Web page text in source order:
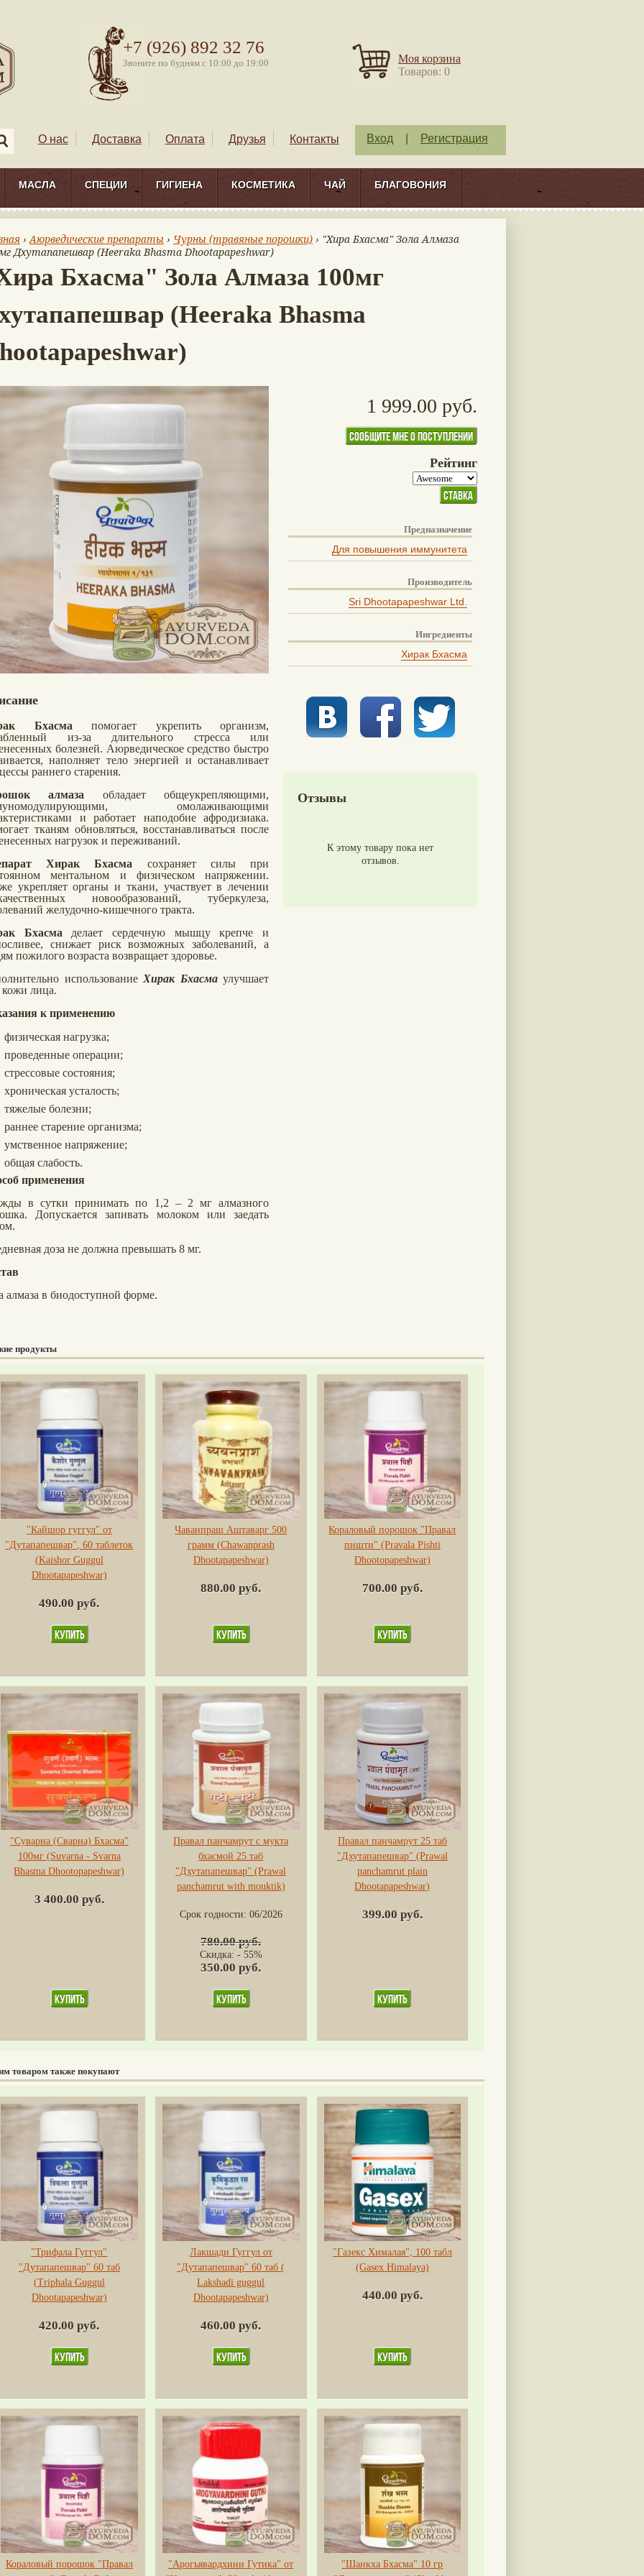
+7 (926) 892 32 76
Звоните по будням с 10:00 до 19:00
Моя корзина
Товаров: 0
О нас Доставка Оплата Друзья Контакты Вход Регистрация
МАСЛА СПЕЦИИ ГИГИЕНА КОСМЕТИКА ЧАЙ БЛАГОВОНИЯ
›Аюрведические препараты › Чурны (травяные порошки) › "Хира Бхасма" Зола Алмаза
Дхутапапешвар (Heeraka Bhasma Dhootapapeshwar)
Бхасма" Зола Алмаза 100мг
(Heeraka Bhasma
Бхасма помогает укрепить организм,
из-за длительного стресса или
болезней. Аюрведическое средство быстро
наполняет тело энергией и останавливает
раннего старения.
алмаза обладает общеукрепляющими,
омолаживающими
и работает наподобие афродизиака.
тканям обновляться, восстанавливаться после
нагрузок и переживаний.
Хирак Бхасма сохраняет силы при
ментальном и физическом напряжении.
укрепляет органы и ткани, участвует в лечении
новообразований, туберкулеза,
желудочно-кишечного тракта.
Бхасма делает сердечную мышцу крепче и
снижает риск возможных заболеваний, а
пожилого возраста возвращает здоровье.
использование Хирак Бхасмаулучшает
лица.
к применению
физическая нагрузка;
проведенные операции;
стрессовые состояния;
хроническая усталость;
тяжелые болезни;
раннее старение организма;
умственное напряжение;
общая слабость.
применения
в сутки принимать по 1,2 – 2 мг алмазного
Допускается запивать молоком или заедать
доза не должна превышать 8 мг.
алмаза в биодоступной форме.
1 999.00 руб.
Рейтинг
Предназначение
Для повышения иммунитета
Производитель
Sri Dhootapapeshwar Ltd.
Ингредиенты
Хирак Бхасма
Отзывы
К этому товару пока нет
отзывов.
продукты
"Кайшор гуггул" от
"Дутапапешвар", 60 таблеток
(Kaishor Guggul
Dhootapapeshwar)
490.00 руб.
Чаванпраш Аштаварг 500
грамм (Chawanprash
Dhootapapeshwar)
880.00 руб.
Кораловый порошок "Правал
пишти" (Pravala Pishti
Dhootopapeshwar)
700.00 руб.
"Суварна (Сварна) Бхасма"
100мг (Suvarna - Svarna
Bhasma Dhootopapeshwar)
3 400.00 руб.
Правал панчамрут с мукта
бхасмой 25 таб
"Дхутапапешвар" (Prawal
panchamrut with mouktik)
Срок годности: 06/2026
780.00 руб.
Скидка: - 55%
350.00 руб.
Правал панчамрут 25 таб
"Дхутапапешвар" (Prawal
panchamrut plain
Dhootapapeshwar)
399.00 руб.
товаром также покупают
"Трифала Гуггул"
"Дутапапешвар" 60 таб
(Triphala Guggul
Dhootapapeshwar)
420.00 руб.
Лакшади Гуггул от
"Дутапапешвар" 60 таб (
Lakshadi guggul
Dhootapapeshwar)
460.00 руб.
"Газекс Хималая", 100 табл
(Gasex Himalaya)
440.00 руб.
Кораловый порошок "Правал
"Арогьявардхини Гутика" от
"Шанкха Бхасма" 10 гр